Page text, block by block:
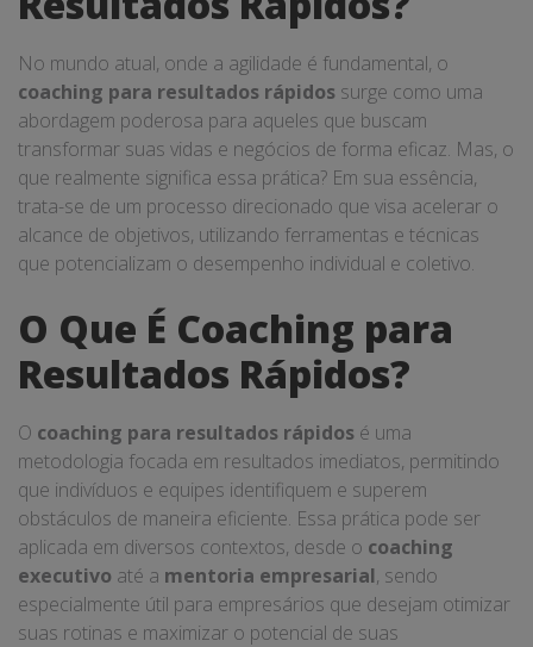
No mundo atual, onde a agilidade é fundamental, o
coaching para resultados rápidos surge como uma
abordagem poderosa para aqueles que buscam
transformar suas vidas e negócios de forma eficaz. Mas, o
que realmente significa essa prática? Em sua essência,
trata-se de um processo direcionado que visa acelerar o
alcance de objetivos, utilizando ferramentas e técnicas
que potencializam o desempenho individual e coletivo.
O Que É Coaching para
Resultados Rápidos?
O coaching para resultados rápidos é uma
metodologia focada em resultados imediatos, permitindo
que indivíduos e equipes identifiquem e superem
obstáculos de maneira eficiente. Essa prática pode ser
aplicada em diversos contextos, desde o coaching
executivo até a mentoria empresarial, sendo
especialmente útil para empresários que desejam otimizar
suas rotinas e maximizar o potencial de suas